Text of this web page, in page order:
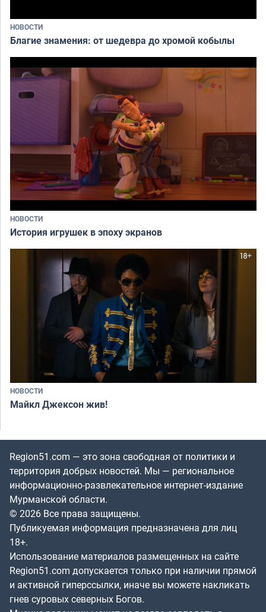
НОВОСТИ
Благие знамения: от шедевра до хромой кобылы
НОВОСТИ
История игрушек в эпоху экранов
НОВОСТИ
Майкл Джексон жив!
Region51.com — это зона свободная от политики и
территория добрых новостей. Мы — региональное
информационно-развлекательное интернет-издание
Мурманской области.
© 2026 Все права защищены.
Публикуемая информация предназначена для лиц
18+.
Использование материалов размещенных на сайте
Region51.com допускается только при наличии прямой
и активной гиперссылки, иначе вы можете накликать
гнев суровых северных Богов.